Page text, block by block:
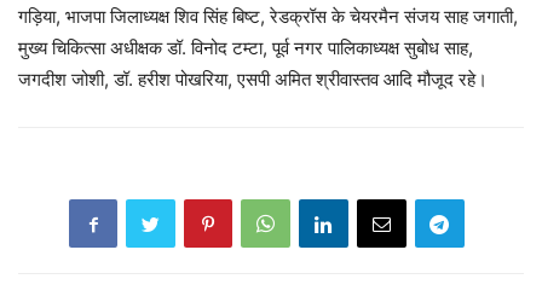
गड़िया, भाजपा जिलाध्यक्ष शिव सिंह बिष्ट, रेडक्रॉस के चेयरमैन संजय साह जगाती,
मुख्य चिकित्सा अधीक्षक डॉ. विनोद टम्टा, पूर्व नगर पालिकाध्यक्ष सुबोध साह,
जगदीश जोशी, डॉ. हरीश पोखरिया, एसपी अमित श्रीवास्तव आदि मौजूद रहे।